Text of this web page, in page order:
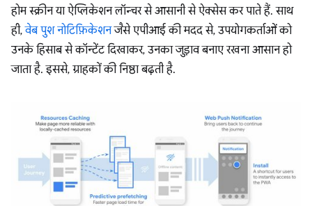
होम स्क्रीन या ऐप्लिकेशन लॉन्चर से आसानी से ऐक्सेस कर पाते हैं. साथ
ही,वेब पुश नोटिफ़िकेशनजैसे एपीआई की मदद से, उपयोगकर्ताओं को
उनके हिसाब से कॉन्टेंट दिखाकर, उनका जुड़ाव बनाए रखना आसान हो
जाता है. इससे, ग्राहकों की निष्ठा बढ़ती है.